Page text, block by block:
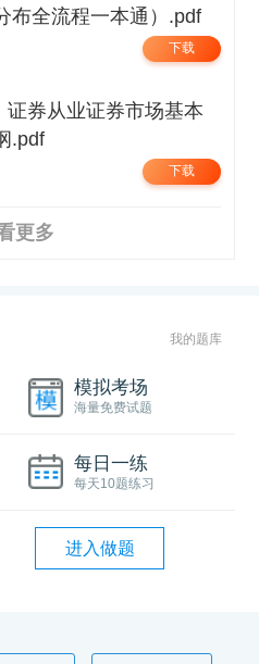
布全流程一本通）.pdf
下载
证券从业证券市场基本
.pdf
下载
更多
我的题库
模拟考场
海量免费试题
每日一练
每天10题练习
进入做题